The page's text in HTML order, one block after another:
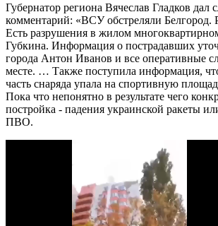
Губернатор региона Вячеслав Гладков дал
комментарий: «ВСУ обстреляли Белгород.
Есть разрушения в жилом
Губкина. Информация о пострадавших
города Антон Иванов и все оперативные
месте. … Также поступила информация,
часть снаряда упала на спортивную
Пока что непонятно в результате чего
постройка - падения украинской ракеты
ПВО.